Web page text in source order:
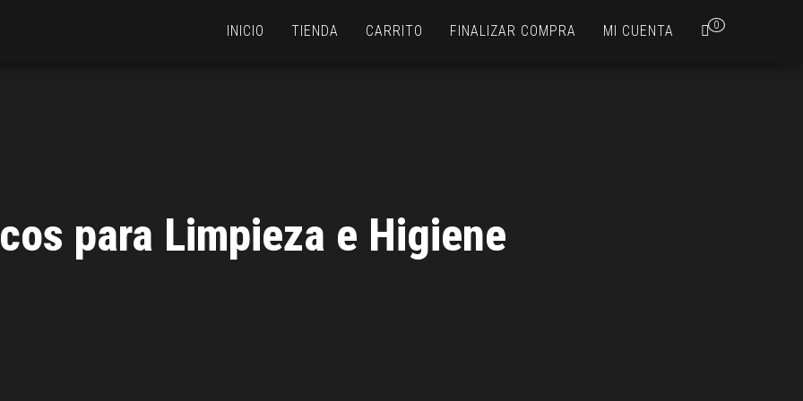
0
INICIO TIENDA CARRITO FINALIZAR COMPRA MI CUENTA
para Limpieza e Higiene